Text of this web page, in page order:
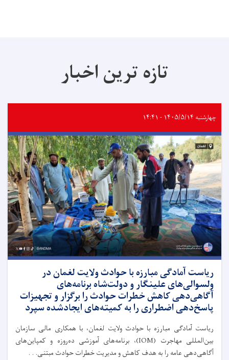
تازه ترین اخبار
چهارشنبه ۱۴۰۵/۵/۱۴ - ۱۴:۴۱
ریاست آمادگی مبارزه با حوادث ولایت لغمان در
ولسوالی‌های علینگار و دولت‌شاه برنامه‌های
آگاهی‌دهی کاهش خطرات حوادث را برگزار و تجهیزات
پاسخ‌دهی اضطراری را به کمیته‌های ایجادشده سپرد
ریاست آمادگی مبارزه با حوادث ولایت لغمان، با همکاری مالی سازمان
بین‌المللی مهاجرت (IOM)، برنامه‌های آموزشی ده‌روزه و کمپاین‌های
آگاهی‌دهی عامه را به هدف کاهش و مدیریت خطرات حوادث مبتنی. . .